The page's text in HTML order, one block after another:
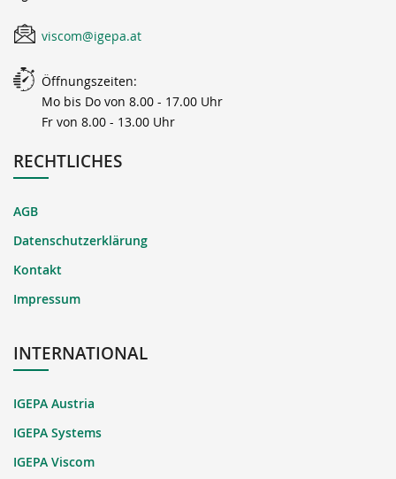
viscom@igepa.at
Öffnungszeiten:
Mo bis Do von 8.00 - 17.00 Uhr
Fr von 8.00 - 13.00 Uhr
RECHTLICHES
AGB
Datenschutzerklärung
Kontakt
Impressum
INTERNATIONAL
IGEPA Austria
IGEPA Systems
IGEPA Viscom